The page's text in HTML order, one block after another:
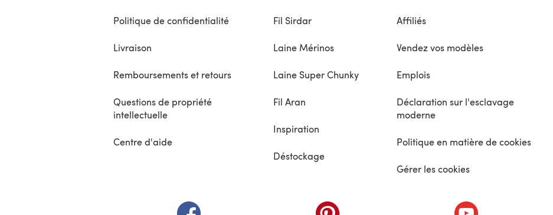
Politique de confidentialité
Livraison
Remboursements et retours
Questions de propriété
intellectuelle
Centre d'aide
Fil Sirdar
Laine Mérinos
Laine Super Chunky
Fil Aran
Inspiration
Déstockage
Affiliés
Vendez vos modèles
Emplois
Déclaration sur l'esclavage
moderne
Politique en matière de cookies
Gérer les cookies
(s'ouvre dans un nouvel onglet) (s'ouvre dans un nouvel onglet) (s'ouvre dans un